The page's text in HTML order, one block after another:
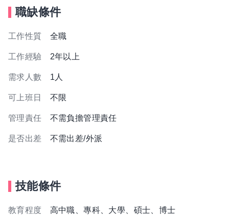
職缺條件
工作性質 全職
工作經驗 2年以上
需求人數 1人
可上班日 不限
管理責任 不需負擔管理責任
是否出差 不需出差/外派
技能條件
教育程度 高中職、專科、大學、碩士、博士